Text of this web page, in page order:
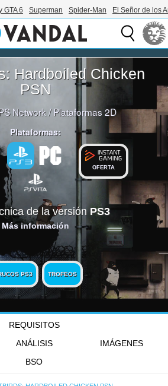
GTA 6 Superman Spider-Man El Señor de los
Hardboiled Chicken
PSN
Network/Plataformas 2D
Plataformas:
OFERTA
de la versión PS3
Más información
PS3 TROFEOS
REQUISITOS
ANÁLISIS
IMÁGENES
BSO